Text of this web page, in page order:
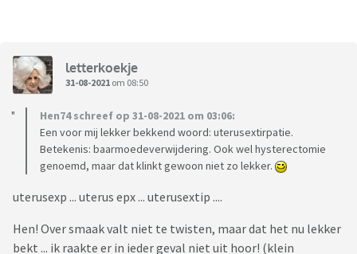
letterkoekje
31-08-2021 om 08:50
Hen74 schreef op 31-08-2021 om 03:06:
Een voor mij lekker bekkend woord: uterusextirpatie.
Betekenis: baarmoedeverwijdering. Ook wel hysterectomie
genoemd, maar dat klinkt gewoon niet zo lekker.
uterusexp ... uterus epx ... uterusextip ....
Hen! Over smaak valt niet te twisten, maar dat het nu lekker
bekt ... ik raakte er in ieder geval niet uit hoor! (klein